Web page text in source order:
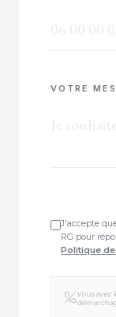
VOTRE
J'accepte
RG pour
Politique
Vous avez